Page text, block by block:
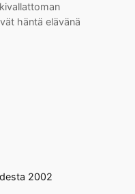
häntä elävänä
2002